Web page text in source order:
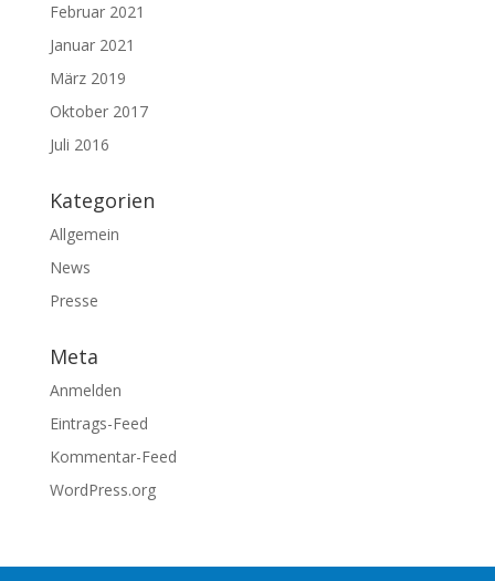
Februar 2021
Januar 2021
März 2019
Oktober 2017
Juli 2016
Kategorien
Allgemein
News
Presse
Meta
Anmelden
Eintrags-Feed
Kommentar-Feed
WordPress.org